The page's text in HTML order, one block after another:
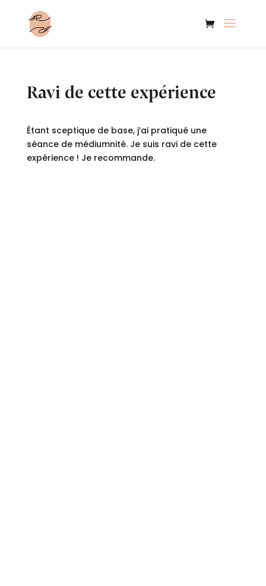
Ravi de cette expérience
Étant sceptique de base, j’ai pratiqué une
séance de médiumnité. Je suis ravi de cette
expérience ! Je recommande.